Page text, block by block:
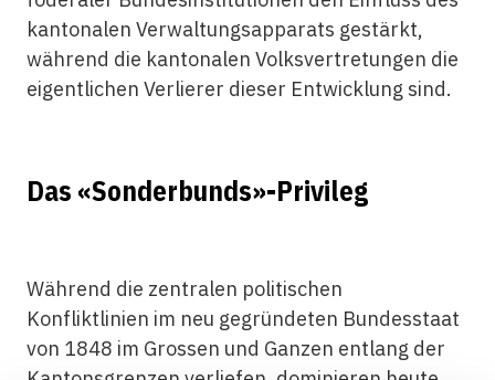
kantonalen Verwaltungsapparats gestärkt,
während die kantonalen Volksvertretungen die
eigentlichen Verlierer dieser Entwicklung sind.
Das «Sonderbunds»-Privileg
Während die zentralen politischen
Konfliktlinien im neu gegründeten Bundesstaat
von 1848 im Grossen und Ganzen entlang der